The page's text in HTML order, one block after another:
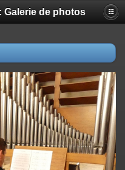
Galerie de photos